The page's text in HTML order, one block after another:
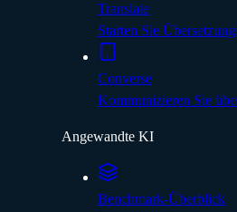
Translate
Starten Sie
Converse
Kommunizieren Sie
Angewandte KI
Benchmark-Überblick